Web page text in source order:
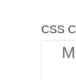
CSS